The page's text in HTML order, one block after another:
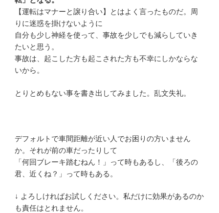
【運転はマナーと譲り合い】とはよく言ったものだ。周
りに迷惑を掛けないように
自分も少し神経を使って、事故を少しでも減らしていき
たいと思う。
事故は、起こした方も起こされた方も不幸にしかならな
いから。
とりとめもない事を書き出してみました。乱文失礼。
デフォルトで車間距離が近い人でお困りの方いません
か。それが前の車だったりして
「何回ブレーキ踏むねん！」って時もあるし、「後ろの
君、近くね？」って時もある。
↓ よろしければお試しください。私だけに効果があるのか
も責任はとれません。